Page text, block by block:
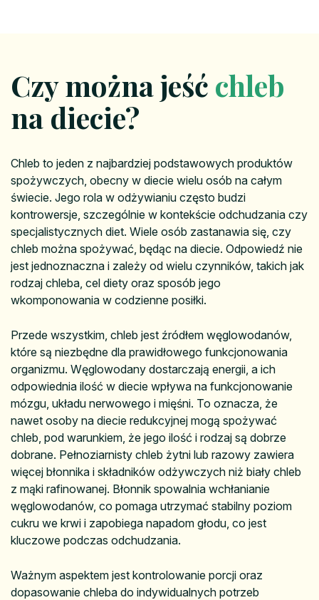
Czy można jeść chleb
na diecie?
Chleb to jeden z najbardziej podstawowych produktów
spożywczych, obecny w diecie wielu osób na całym
świecie. Jego rola w odżywianiu często budzi
kontrowersje, szczególnie w kontekście odchudzania czy
specjalistycznych diet. Wiele osób zastanawia się, czy
chleb można spożywać, będąc na diecie. Odpowiedź nie
jest jednoznaczna i zależy od wielu czynników, takich jak
rodzaj chleba, cel diety oraz sposób jego
wkomponowania w codzienne posiłki.
Przede wszystkim, chleb jest źródłem węglowodanów,
które są niezbędne dla prawidłowego funkcjonowania
organizmu. Węglowodany dostarczają energii, a ich
odpowiednia ilość w diecie wpływa na funkcjonowanie
mózgu, układu nerwowego i mięśni. To oznacza, że
nawet osoby na diecie redukcyjnej mogą spożywać
chleb, pod warunkiem, że jego ilość i rodzaj są dobrze
dobrane. Pełnoziarnisty chleb żytni lub razowy zawiera
więcej błonnika i składników odżywczych niż biały chleb
z mąki rafinowanej. Błonnik spowalnia wchłanianie
węglowodanów, co pomaga utrzymać stabilny poziom
cukru we krwi i zapobiega napadom głodu, co jest
kluczowe podczas odchudzania.
Ważnym aspektem jest kontrolowanie porcji oraz
dopasowanie chleba do indywidualnych potrzeb